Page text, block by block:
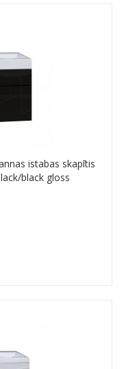
istabas skapītis
black gloss